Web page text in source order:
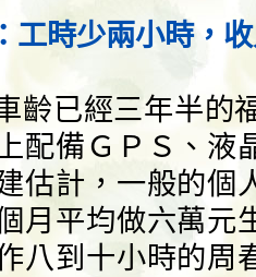
工時少兩小時，
齡已經三年半的
配備ＧＰＳ、液
估計，一般的個
月平均做六萬元
八到十小時的周